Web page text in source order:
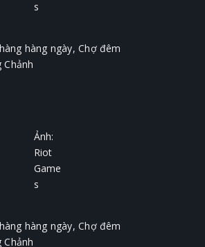
s
hàng ngày, Chợ đêm
Chảnh
Ảnh:
Riot
Game
s
hàng ngày, Chợ đêm
Chảnh